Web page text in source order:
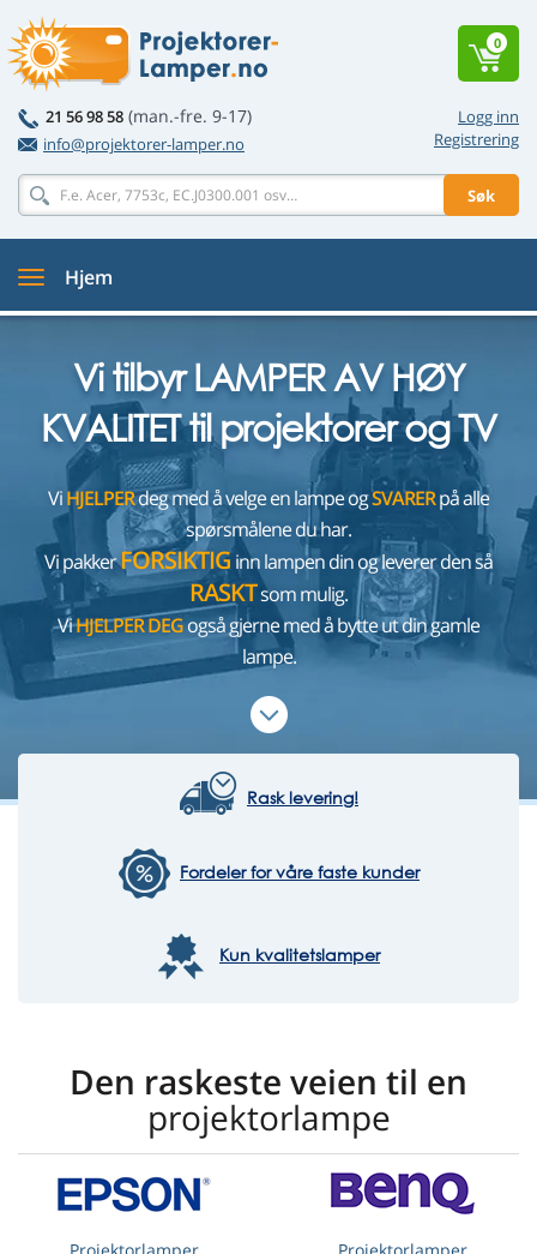
Logg inn
Registrering
21 56 98 58 (man.-fre. 9-17)
info@projektorer-lamper.no
Søk
0
Hjem
Vi tilbyr LAMPER AV HØY
KVALITET til projektorer og TV
ViHJELPERdeg med å velge en lampe ogSVARERpå alle
spørsmålene du har.
Vi pakkerFORSIKTIGinn lampen din og leverer den så
RASKTsom mulig.
ViHJELPER DEGogså gjerne med å bytte ut din gamle
lampe.
Rask levering!
Fordeler for våre faste kunder
Kun kvalitetslamper
Den raskeste veien til en
projektorlampe